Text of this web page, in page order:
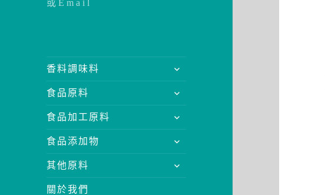
或Email
香料調味料
展
開
子
選
單
食品原料
展
開
子
選
單
食品加工原料
展
開
子
選
單
食品添加物
展
開
子
選
其他原料
展
開
關於我們